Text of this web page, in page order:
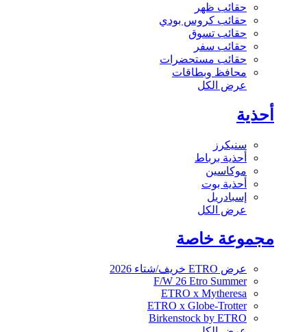
حقائب ظهر
حقائب كروس بودي
حقائب تسوق
حقائب سفر
حقائب مستحضرات
محافظ وبطاقات
عرض الكل
أحذية
سنيكرز
أحذية برباط
موكاسين
أحذية بوت
إسبادريل
عرض الكل
مجموعة خاصة
عرض ETRO خريف/شتاء 2026
F/W 26 Etro Summer
ETRO x Mytheresa
ETRO x Globe-Trotter
Birkenstock by ETRO